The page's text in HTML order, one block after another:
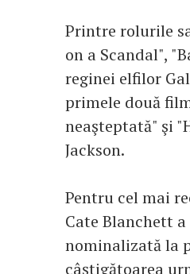
Printre rolurile
on a Scandal",
reginei elfilor
primele două
neaşteptată" şi
Jackson.
Pentru cel mai
Cate Blanchett
nominalizată la
câştigătoarea